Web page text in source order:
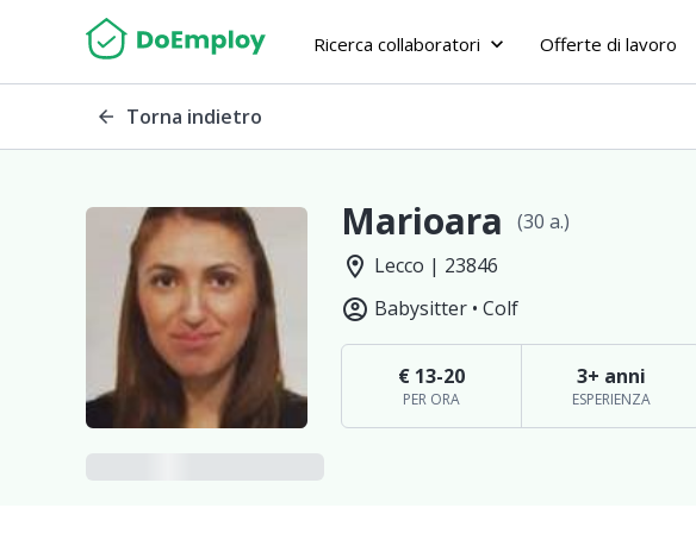
Ricerca collaboratori keyboard_arrow_down Offerte di lavoro
arrow_back Torna indietro
Marioara (30 a.)
location_on Lecco | 23846
account_circle Babysitter • Colf
€ 13-20
PER ORA
3+ anni
ESPERIENZA